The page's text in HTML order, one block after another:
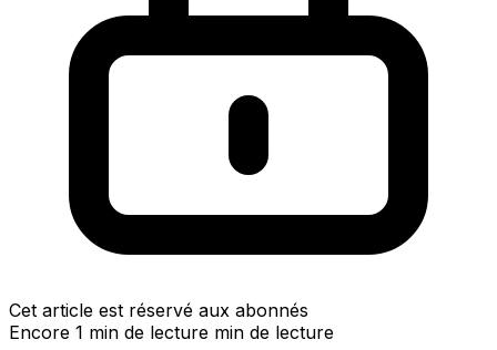
Cet article est réservé aux abonnés
Encore 1 min de lecture min de lecture